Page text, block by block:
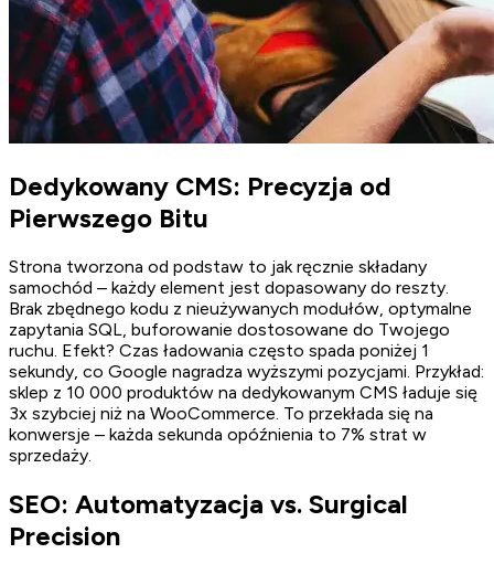
Dedykowany CMS: Precyzja od
Pierwszego Bitu
Strona tworzona od podstaw to jak ręcznie składany
samochód – każdy element jest dopasowany do reszty.
Brak zbędnego kodu z nieużywanych modułów, optymalne
zapytania SQL, buforowanie dostosowane do Twojego
ruchu. Efekt? Czas ładowania często spada poniżej 1
sekundy, co Google nagradza wyższymi pozycjami. Przykład:
sklep z 10 000 produktów na dedykowanym CMS ładuje się
3x szybciej niż na WooCommerce. To przekłada się na
konwersje – każda sekunda opóźnienia to 7% strat w
sprzedaży.
SEO: Automatyzacja vs. Surgical
Precision